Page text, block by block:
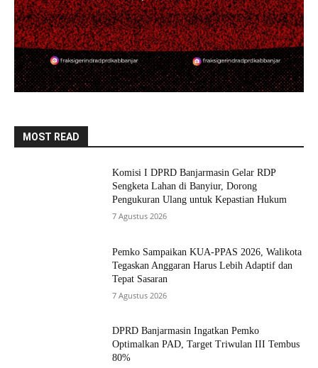
MOST READ
Komisi I DPRD Banjarmasin Gelar RDP
Sengketa Lahan di Banyiur, Dorong
Pengukuran Ulang untuk Kepastian Hukum
7 Agustus 2026
Pemko Sampaikan KUA-PPAS 2026, Walikota
Tegaskan Anggaran Harus Lebih Adaptif dan
Tepat Sasaran
7 Agustus 2026
DPRD Banjarmasin Ingatkan Pemko
Optimalkan PAD, Target Triwulan III Tembus
80%